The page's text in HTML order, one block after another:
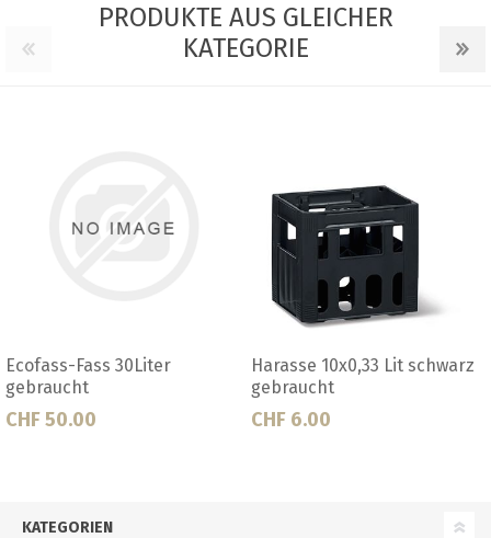
PRODUKTE AUS GLEICHER
KATEGORIE
schwarz
Harasse 20x0,5 Lit rot
Harasse 20x0,5
KATEGORIEN